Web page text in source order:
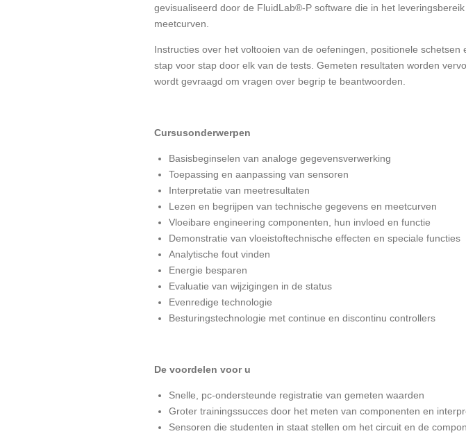
gevisualiseerd door de FluidLab®-P software die in het
meetcurven.
Instructies over het voltooien van de oefeningen, positionele
stap voor stap door elk van de tests. Gemeten resultaten worden
wordt gevraagd om vragen over begrip te beantwoorden.
Cursusonderwerpen
Basisbeginselen van analoge gegevensverwerking
Toepassing en aanpassing van sensoren
Interpretatie van meetresultaten
Lezen en begrijpen van technische gegevens en meetcurven
Vloeibare engineering componenten, hun invloed en functie
Demonstratie van vloeistoftechnische effecten en speciale functies
Analytische fout vinden
Energie besparen
Evaluatie van wijzigingen in de status
Evenredige technologie
Besturingstechnologie met continue en discontinu controllers
De voordelen voor u
Snelle, pc-ondersteunde registratie van gemeten waarden
Groter trainingssucces door het meten van componenten en
Sensoren die studenten in staat stellen om het circuit en de